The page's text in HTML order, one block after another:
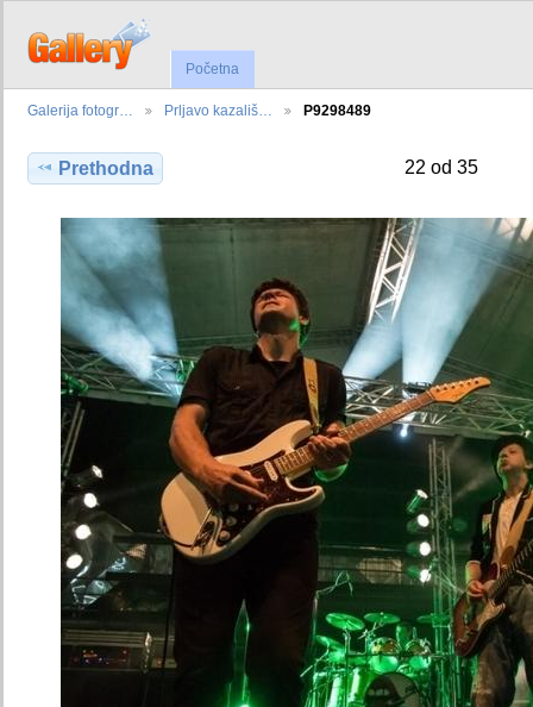
Početna
Galerija fotogr… Prljavo kazališ… P9298489
Prethodna 22 od 35